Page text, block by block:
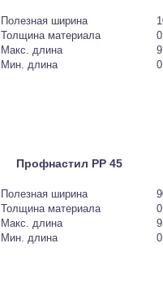
Полезная ширина
Толщина материала
Макс. длина
Мин. длина
Профнастил PP 45
Полезная ширина
Толщина материала
Макс. длина
Мин. длина